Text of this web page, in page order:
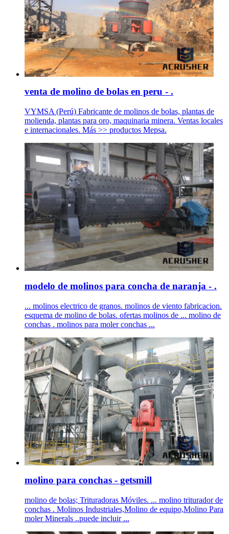
venta de molino de bolas en peru - .
VYMSA (Perú) Fabricante de molinos de bolas, plantas de
molienda, plantas para oro, maquinaria minera. Ventas locales
e internacionales. Más >> productos Mepsa.
modelo de molinos para concha de naranja - .
... molinos electrico de granos. molinos de viento fabricacion.
esquema de molino de bolas. ofertas molinos de ... molino de
conchas . molinos para moler conchas ...
molino para conchas - getsmill
molino de bolas; Trituradoras Móviles. ... molino triturador de
conchas . Molinos Industriales,Molino de equipo,Molino Para
moler Minerals ..puede incluir ...